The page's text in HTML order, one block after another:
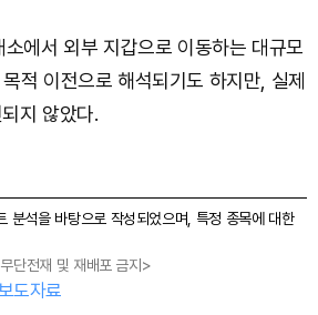
에서 외부 지갑으로 이동하는 대규모
적 이전으로 해석되기도 하지만, 실제
지 않았다.
분석을 바탕으로 작성되었으며, 특정 종목에 대한
전재 및 재배포 금지>
도자료